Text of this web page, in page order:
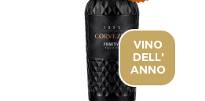
VINO
DELL'
ANNO